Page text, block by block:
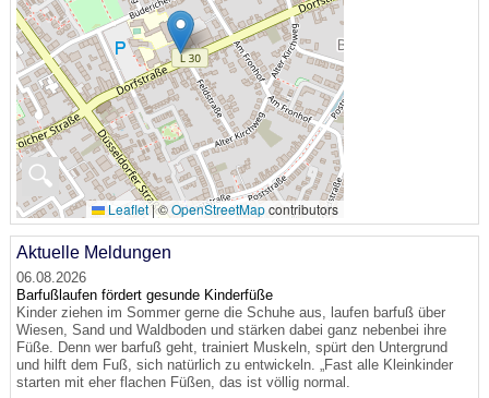
🔍
Leaflet|©OpenStreetMapcontributors
Aktuelle Meldungen
06.08.2026
Barfußlaufen fördert gesunde Kinderfüße
Kinder ziehen im Sommer gerne die Schuhe aus, laufen barfuß über
Wiesen, Sand und Waldboden und stärken dabei ganz nebenbei ihre
Füße. Denn wer barfuß geht, trainiert Muskeln, spürt den Untergrund
und hilft dem Fuß, sich natürlich zu entwickeln. „Fast alle Kleinkinder
starten mit eher flachen Füßen, das ist völlig normal.